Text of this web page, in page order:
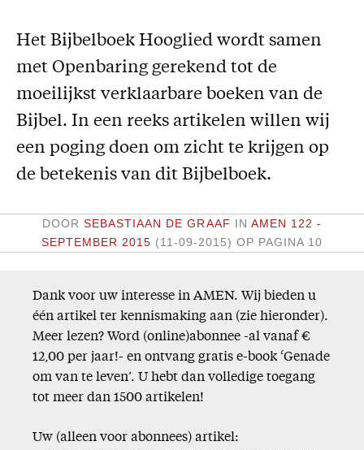
Service
Adreswijziging
Nabestellen
Vragen en opmerkingen
En verder
Het Bijbelboek Hooglied wordt samen
met Openbaring gerekend tot de
moeilijkst verklaarbare boeken van de
Bijbel. In een reeks artikelen willen wij
een poging doen om zicht te krijgen op
de betekenis van dit Bijbelboek.
DOORSEBASTIAAN DE GRAAF IN AMEN 122 -
SEPTEMBER 2015 (11-09-2015) OP PAGINA 10
Dank voor uw interesse in AMEN. Wij bieden u
één artikel ter kennismaking aan (zie hieronder).
Meer lezen? Word (online)abonnee -al vanaf €
12,00 per jaar!- en ontvang gratis e-book ‘Genade
om van te leven’. U hebt dan volledige toegang
tot meer dan 1500 artikelen!
Uw (alleen voor abonnees) artikel: